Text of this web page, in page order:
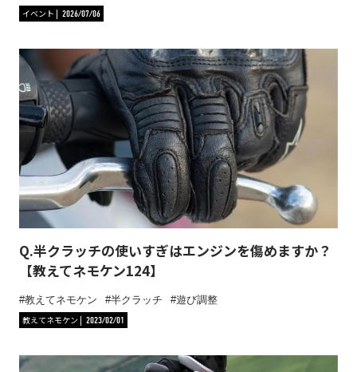
イベント 2026/07/06
Q.半クラッチの使いすぎはエンジンを傷めますか？
【教えてネモケン124】
教えてネモケン 半クラッチ
遊び調整
教えてネモケン
2023/02/01